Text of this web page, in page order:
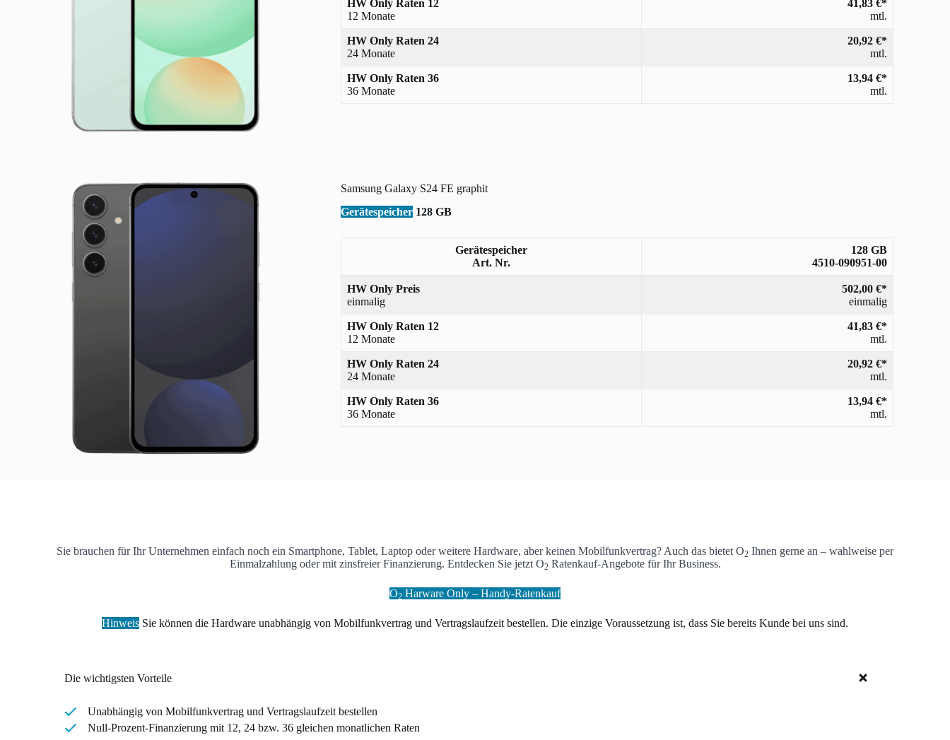
HW Only Raten 12
12 Monate
41,83 €*
mtl.
HW Only Raten 24
24 Monate
20,92 €*
mtl.
HW Only Raten 36
36 Monate
13,94 €*
mtl.
Samsung Galaxy S24 FE graphit
Gerätespeicher 128 GB
Gerätespeicher
Art. Nr.
128 GB
4510-090951-00
HW Only Preis
einmalig
502,00 €*
einmalig
HW Only Raten 12
12 Monate
41,83 €*
mtl.
HW Only Raten 24
24 Monate
20,92 €*
mtl.
HW Only Raten 36
36 Monate
13,94 €*
mtl.
Sie brauchen für Ihr Unternehmen einfach noch ein Smartphone, Tablet, Laptop oder weitere Hardware, aber keinen Mobilfunkvertrag? Auch das bietet O2 Ihnen gerne an – wahlweise per
Einmalzahlung oder mit zinsfreier Finanzierung. Entdecken Sie jetzt O2Ratenkauf-Angebote für Ihr Business.
O2 Harware Only – Handy-Ratenkauf
Hinweis Sie können die Hardware unabhängig von Mobilfunkvertrag und Vertragslaufzeit bestellen. Die einzige Voraussetzung ist, dass Sie bereits Kunde bei uns sind.
Die wichtigsten Vorteile
Unabhängig von Mobilfunkvertrag und Vertragslaufzeit bestellen
Null-Prozent-Finanzierung mit 12, 24 bzw. 36 gleichen monatlichen Raten